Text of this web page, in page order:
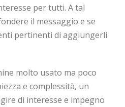
per tutti. A tal
il messaggio e se
pertinenti di aggiungerli
molto usato ma poco
e complessità, un
di interesse e impegno